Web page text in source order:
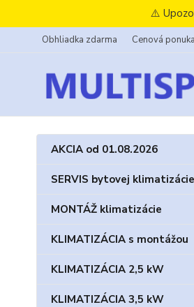
⚠️
Obhliadka zdarma Cenová ponuka
AKCIA od 01.08.2026
SERVIS bytovej klimatizácie
MONTÁŽ klimatizácie
KLIMATIZÁCIA s montážou
KLIMATIZÁCIA 2,5 kW
KLIMATIZÁCIA 3,5 kW